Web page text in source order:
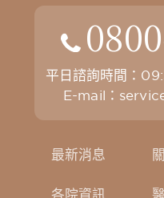
平日諮詢時間：
E-mail：
最新消息
各院資訊